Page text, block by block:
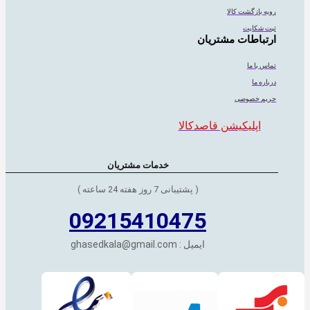
رویه بازگشت کالا
ثبت شکایت
ارتباطات مشتریان
تماس با ما
درباره ما
حریم خصوصی
اپلیکیشن قاصدکالا
خدمات مشتریان
( پشتیبانی 7 روز هفته 24 ساعته )
09215410475
ایمیل : ghasedkala@gmail.com